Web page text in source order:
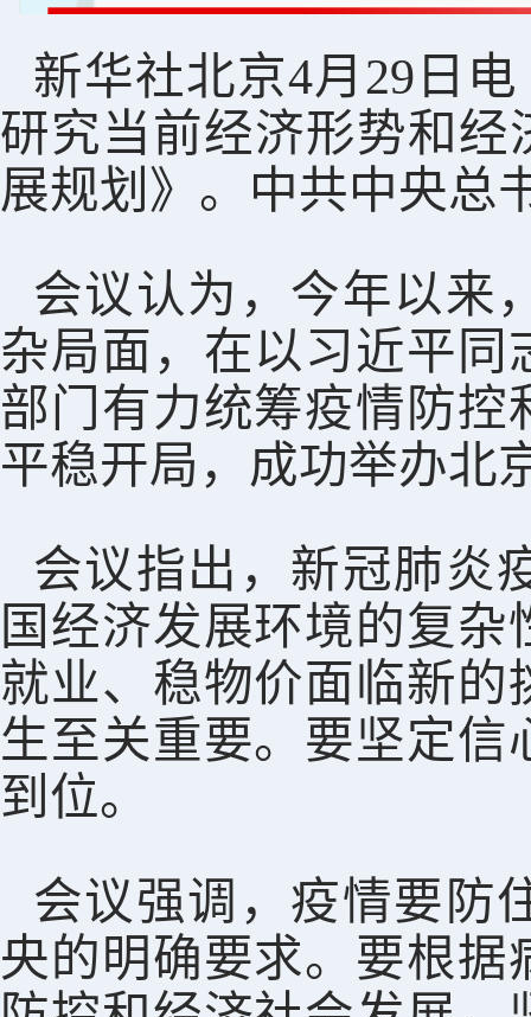
新华社北京4月29日
研究当前经济形势和经
展规划》。中共中央总
会议认为，今年以来
杂局面，在以习近平
部门有力统筹疫情防
平稳开局，成功举办北
会议指出，新冠肺炎
国经济发展环境的复
就业、稳物价面临新
生至关重要。要坚定
到位。
会议强调，疫情要防
央的明确要求。要根